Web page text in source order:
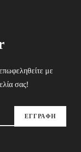
με
σας!
ΕΓΓΡΑΦΗ